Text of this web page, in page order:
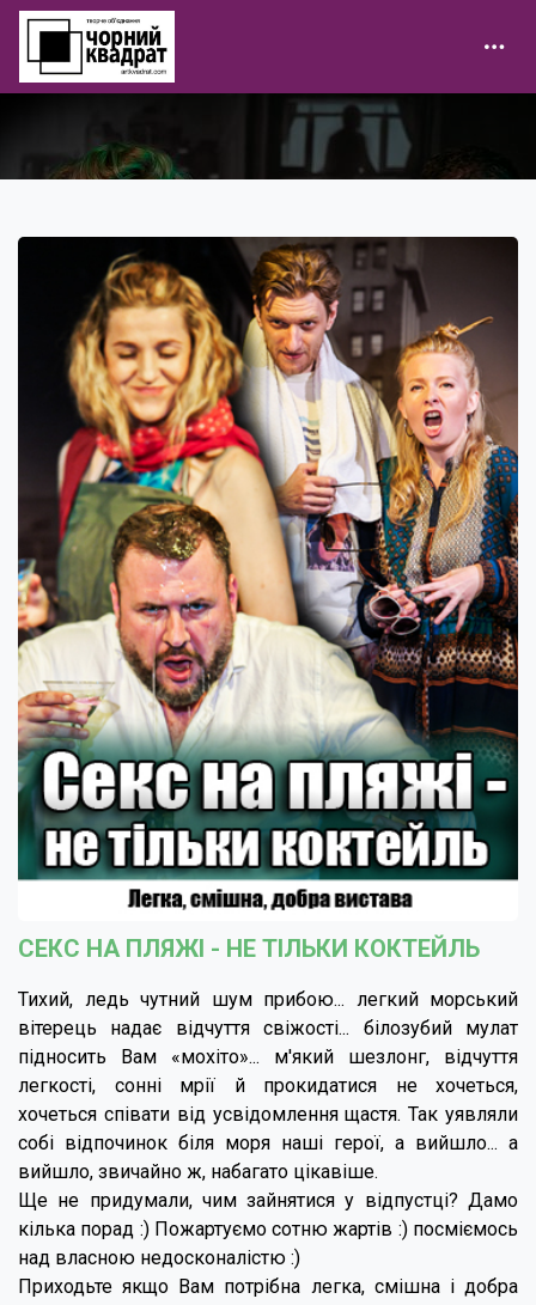
СЕКС НА ПЛЯЖІ - НЕ ТІЛЬКИ КОКТЕЙЛЬ
Тихий, ледь чутний шум прибою... легкий морський
вітерець надає відчуття свіжості... білозубий мулат
підносить Вам «мохіто»... м'який шезлонг, відчуття
легкості, сонні мрії й прокидатися не хочеться,
хочеться співати від усвідомлення щастя. Так уявляли
собі відпочинок біля моря наші герої, а вийшло... а
вийшло, звичайно ж, набагато цікавіше.
Ще не придумали, чим зайнятися у відпустці? Дамо
кілька порад :) Пожартуємо сотню жартів :) посміємось
над власною недосконалістю :)
Приходьте якщо Вам потрібна легка, смішна і добра